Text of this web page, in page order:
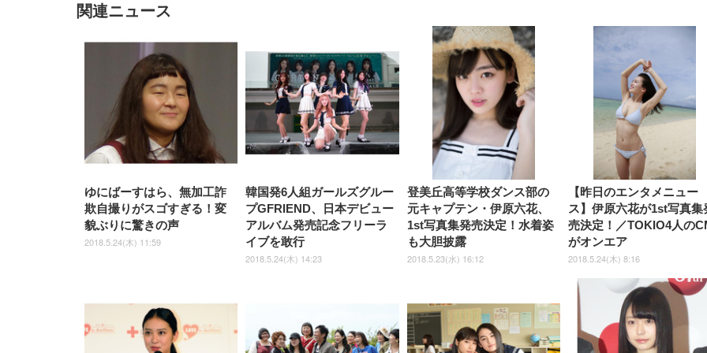
上げ式アームレスト コンパク
ト 約105度ロッキング pc 事務
椅子 360度回転 座面昇降 強化
ナイロン樹脂ベース 通気性メ
ッシュ 在宅ワーク H-
WY01(黒網+黒枠+黒足)
／デスクチェア メッシュチェ
ア 人間工学 疲れない ブラッ
￥27,999
Sezlife オフィスチェア デスク
チェア 疲れない テレワーク
チェア 強化バックレスト 30
度ロッキング機能 人間工学 椅
子 腰サポート 90度跳ね上げ
式アームレスト 3Dヘッドレス
ト ハンガー付き 高反発クッシ
ョン PCチェア 通気性メッシ
ュ ゲーミング/勉強/事務用 お
しゃれ パソコンチェア (ブラ
ック)
￥7,680
Sezlife オフィスチェア デスク
チェア 疲れない テレワーク
チェア 強化バックレスト 30度
ロッキング機能 人間工学 椅子
腰サポート 90度跳ね上げ式ア
ームレスト 3Dヘッドレスト
ハンガー付き 高反発クッショ
ン PCチェア 通気性メッシュ
ゲーミング/勉強/事務用 おし
ゃれ パソコンチェア (ホワイ
ト)
￥7,680
ANDWINT オフィスチ
ッシュ 通気性 ランバ
ポート付き 腰サポート
ス圧無段階昇降 360度
転 キャスター付き コ
クト 幅52×奥行58.5×高
84～96cm テレワーク
宅勤務 ブラック
￥4,139
ムモニター | FlexScan
EV3240X-WT | 31.5型4K
UHD・USB Type-C・ホワイ
￥105,595
ムモニター | FlexScan
EV2740X-WT | 27.0型4K
UHD・USB Type-C・ホワイ
【純正品】27"ゲーミングモ
ニター DualSense 充電フッ
ク付き（CFI-ZDM1J）
￥49,979
【整備済み品】Dell
E2724HS 27インチ 液晶モ
ニター フル
HD（1920×1080）VA 非光
沢 HDMI/DisplayPort/VGA
スピーカー内蔵 高さ調整 ス
イベル VESA対応
ComfortView ビジネス向け
￥15,800
【MiniLED/24.5inch/280Hz/
GRAPHT THE SHOOTER
Gaming Monitor 24” Essential
ーミングモニター QD 24.5イ
1ms FHD 量子ドット 残像低減
年保証 | 輝点保証 | 日本メーカ
￥34,980
捨て 無香料 ホワイト 300枚
ーツ 厚型 ワイド 42枚x2袋(84
枚) ホワイト(吸収面:ライトブ
￥3,234
ネオ・ルーライフ ネオ・オム
ツ L 中型犬用 26枚入り 単品
￥1,800
Smart Basic(スマートベーシ
ック) 【Amazon.co.jp限定】
Smart Basic アイリスオーヤマ
ペットシーツ 超厚型 お徳用
ワイド 100枚入 (x 1) (ケース
販売)
￥3,670
アイリスオーヤマ ペッ
【Amazon.co.jp限定】
￥3,731
関連ニュース
ゆにばーすはら、無加工詐
欺自撮りがスゴすぎる！変
貌ぶりに驚きの声
2018.5.24(木) 11:59
韓国発6人組ガールズグルー
プGFRIEND、日本デビュー
アルバム発売記念フリーラ
イブを敢行
2018.5.24(木) 14:23
登美丘高等学校ダンス部の
元キャプテン・伊原六花、
1st写真集発売決定！水着姿
も大胆披露
2018.5.23(水) 16:12
【昨日のエンタメニュー
ス】伊原六花が1st写真集
売決定！／TOKIO4人の
がオンエア
2018.5.24(木) 8:16